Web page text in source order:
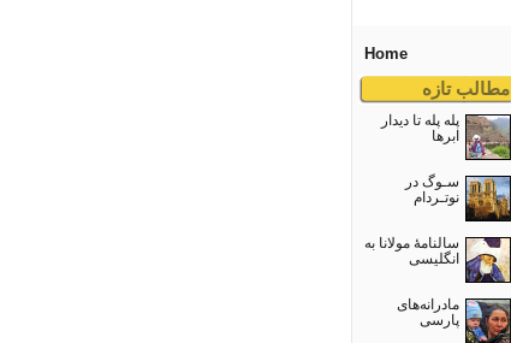
Home
مطالب تازه
پله پله تا دیدار
ابرها
سـوگ در
نوتـردام
سالنامۀ مولانا به
انگلیسی
مادرانه‌های
پارسی